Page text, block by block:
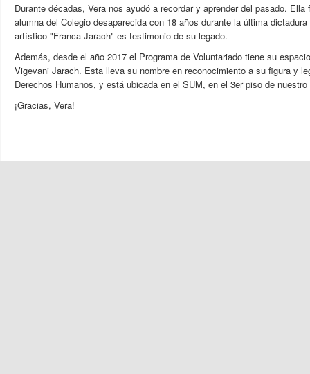
Durante décadas, Vera nos ayudó a recordar y aprender del pasado. Ella
alumna del Colegio desaparecida con 18 años durante la última
artístico "Franca Jarach" es testimonio de su legado.
Además, desde el año 2017 el Programa de Voluntariado tiene su
Vigevani Jarach. Esta lleva su nombre en reconocimiento a su figura y
Derechos Humanos, y está ubicada en el SUM, en el 3er piso de nuestro
¡Gracias, Vera!